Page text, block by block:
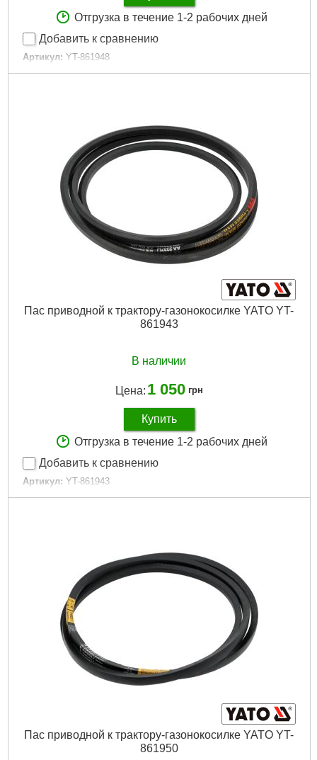
Отгрузка в течение 1-2 рабочих дней
Добавить к сравнению
Артикул: YT-861948
Код товара: 30.84.22
Пас приводной к трактору-газонокосилке YATO YT-
861943
В наличии
Цена: 1 050 грн
Купить
Отгрузка в течение 1-2 рабочих дней
Добавить к сравнению
Артикул: YT-861943
Код товара: 30.84.21
Пас приводной к трактору-газонокосилке YATO YT-
861950